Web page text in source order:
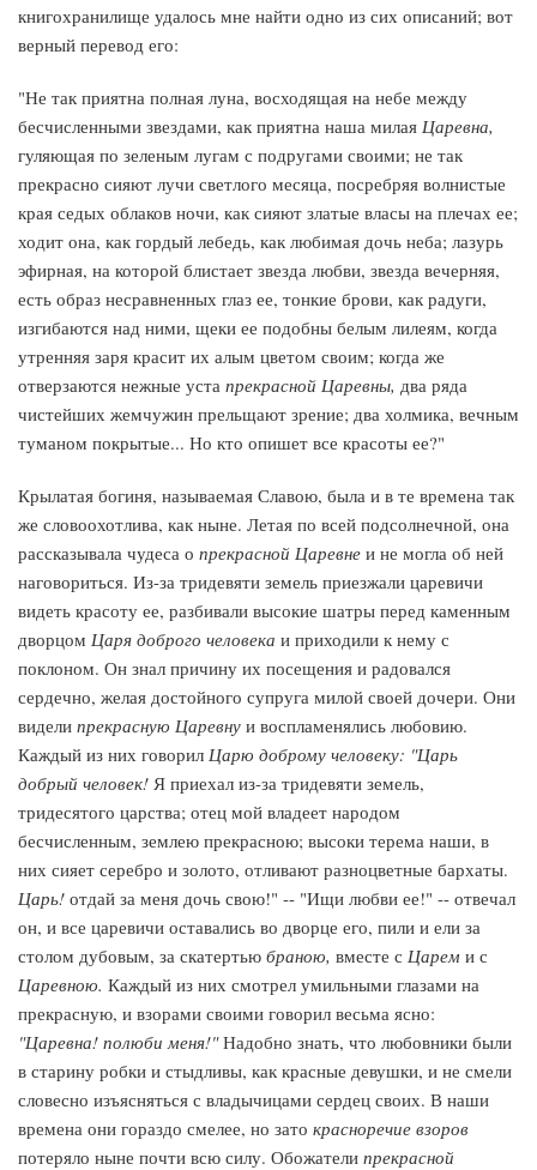
книгохранилище удалось мне найти одно из сих описаний; вот
верный перевод его:
"Не так приятна полная луна, восходящая на небе между
бесчисленными звездами, как приятна наша милая Царевна,
гуляющая по зеленым лугам с подругами своими; не так
прекрасно сияют лучи светлого месяца, посребряя волнистые
края седых облаков ночи, как сияют златые власы на плечах ее;
ходит она, как гордый лебедь, как любимая дочь неба; лазурь
эфирная, на которой блистает звезда любви, звезда вечерняя,
есть образ несравненных глаз ее, тонкие брови, как радуги,
изгибаются над ними, щеки ее подобны белым лилеям, когда
утренняя заря красит их алым цветом своим; когда же
отверзаются нежные уста прекрасной Царевны, два ряда
чистейших жемчужин прельщают зрение; два холмика, вечным
туманом покрытые... Но кто опишет все красоты ее?"
Крылатая богиня, называемая Славою, была и в те времена так
же словоохотлива, как ныне. Летая по всей подсолнечной, она
рассказывала чудеса о прекрасной Царевне и не могла об ней
наговориться. Из-за тридевяти земель приезжали царевичи
видеть красоту ее, разбивали высокие шатры перед каменным
дворцом Царя доброго человека и приходили к нему с
поклоном. Он знал причину их посещения и радовался
сердечно, желая достойного супруга милой своей дочери. Они
видели прекрасную Царевну и воспламенялись любовию.
Каждый из них говорил Царю доброму человеку: "Царь
добрый человек! Я приехал из-за тридевяти земель,
тридесятого царства; отец мой владеет народом
бесчисленным, землею прекрасною; высоки терема наши, в
них сияет серебро и золото, отливают разноцветные бархаты.
Царь! отдай за меня дочь свою!" -- "Ищи любви ее!" -- отвечал
он, и все царевичи оставались во дворце его, пили и ели за
столом дубовым, за скатертью браною, вместе с Царем и с
Царевною. Каждый из них смотрел умильными глазами на
прекрасную, и взорами своими говорил весьма ясно:
"Царевна! полюби меня!"Надобно знать, что любовники были
в старину робки и стыдливы, как красные девушки, и не смели
словесно изъясняться с владычицами сердец своих. В наши
времена они гораздо смелее, но зато красноречие взоров
потеряло ныне почти всю силу. Обожатели прекрасной